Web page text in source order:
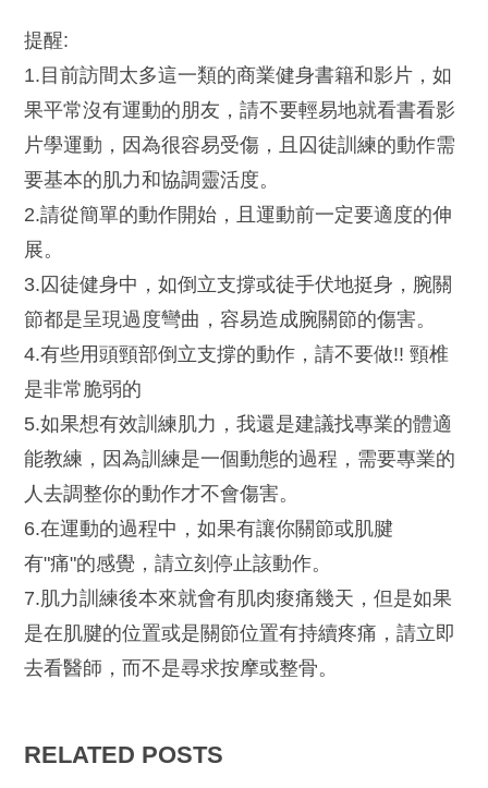
提醒:
1.目前訪間太多這一類的商業健身書籍和影片，如
果平常沒有運動的朋友，請不要輕易地就看書看影
片學運動，因為很容易受傷，且囚徒訓練的動作需
要基本的肌力和協調靈活度。
2.請從簡單的動作開始，且運動前一定要適度的伸
展。
3.囚徒健身中，如倒立支撐或徒手伏地挺身，腕關
節都是呈現過度彎曲，容易造成腕關節的傷害。
4.有些用頭頸部倒立支撐的動作，請不要做!! 頸椎
是非常脆弱的
5.如果想有效訓練肌力，我還是建議找專業的體適
能教練，因為訓練是一個動態的過程，需要專業的
人去調整你的動作才不會傷害。
6.在運動的過程中，如果有讓你關節或肌腱
有"痛"的感覺，請立刻停止該動作。
7.肌力訓練後本來就會有肌肉痠痛幾天，但是如果
是在肌腱的位置或是關節位置有持續疼痛，請立即
去看醫師，而不是尋求按摩或整骨。
RELATED POSTS